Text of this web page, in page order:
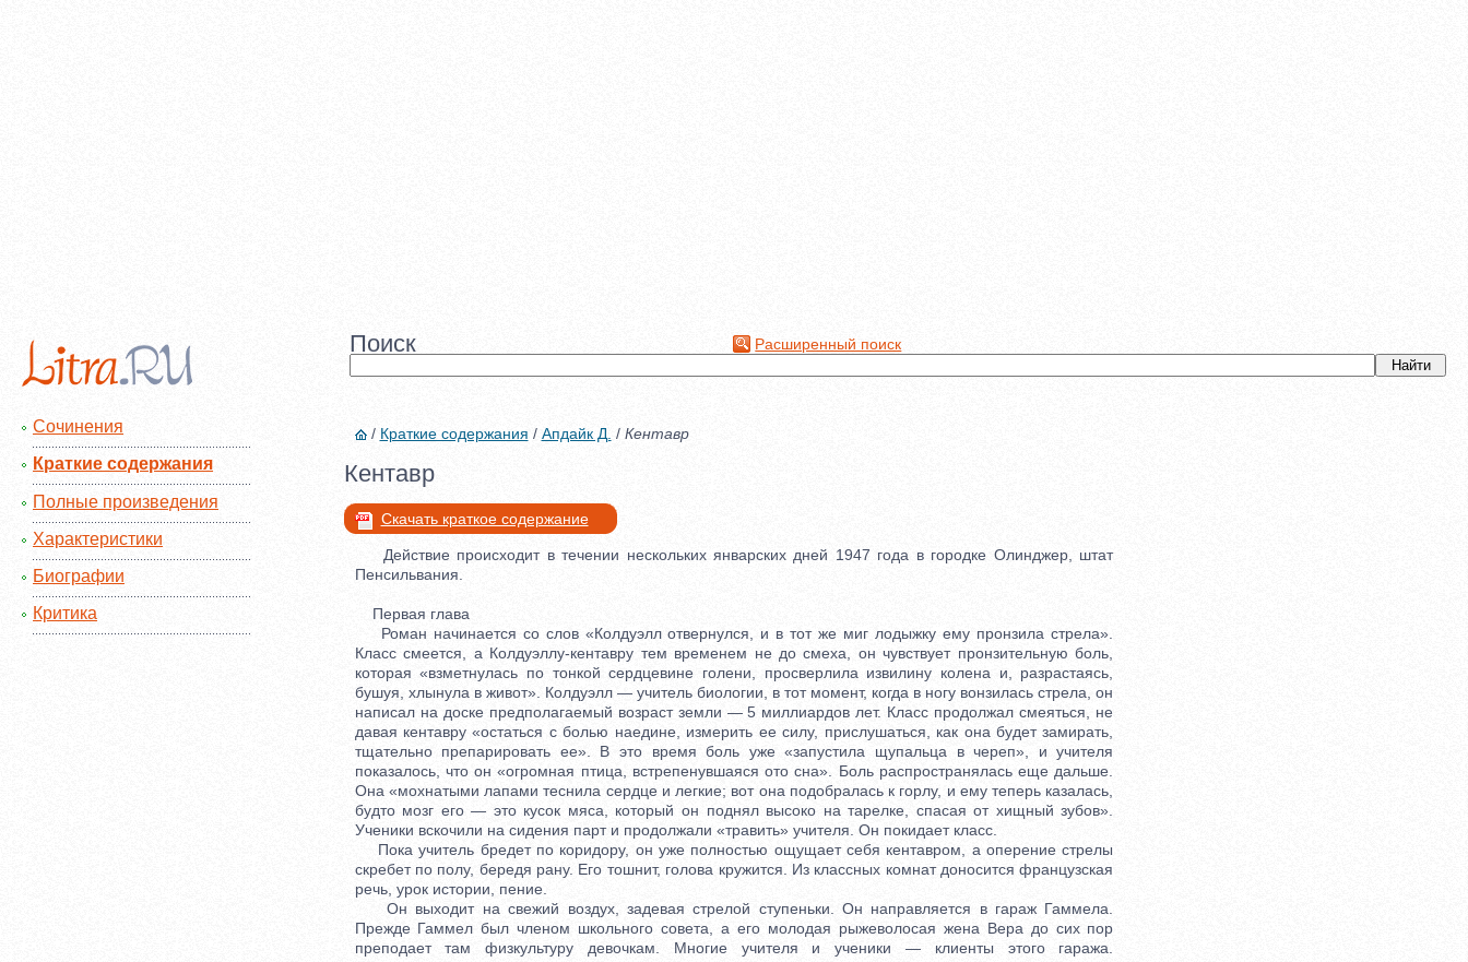
Поиск Расширенный поиск
Сочинения
Краткие содержания
Полные произведения
Характеристики
Биографии
Критика
/ Краткие содержания / Апдайк Д. / Кентавр
Кентавр
Скачать краткое содержание
Действие происходит в течении нескольких январских дней 1947 года в городке Олинджер, штат
Пенсильвания.
Первая глава
Роман начинается со слов «Колдуэлл отвернулся, и в тот же миг лодыжку ему пронзила стрела».
Класс смеется, а Колдуэллу-кентавру тем временем не до смеха, он чувствует пронзительную боль,
которая «взметнулась по тонкой сердцевине голени, просверлила извилину колена и, разрастаясь,
бушуя, хлынула в живот». Колдуэлл — учитель биологии, в тот момент, когда в ногу вонзилась стрела, он
написал на доске предполагаемый возраст земли — 5 миллиардов лет. Класс продолжал смеяться, не
давая кентавру «остаться с болью наедине, измерить ее силу, прислушаться, как она будет замирать,
тщательно препарировать ее». В это время боль уже «запустила щупальца в череп», и учителя
показалось, что он «огромная птица, встрепенувшаяся ото сна». Боль распространялась еще дальше.
Она «мохнатыми лапами теснила сердце и легкие; вот она подобралась к горлу, и ему теперь казалась,
будто мозг его — это кусок мяса, который он поднял высоко на тарелке, спасая от хищный зубов».
Ученики вскочили на сидения парт и продолжали «травить» учителя. Он покидает класс.
Пока учитель бредет по коридору, он уже полностью ощущает себя кентавром, а оперение стрелы
скребет по полу, бередя рану. Его тошнит, голова кружится. Из классных комнат доносится французская
речь, урок истории, пение.
Он выходит на свежий воздух, задевая стрелой ступеньки. Он направляется в гараж Гаммела.
Прежде Гаммел был членом школьного совета, а его молодая рыжеволосая жена Вера до сих пор
преподает там физкультуру девочкам. Многие учителя и ученики — клиенты этого гаража.